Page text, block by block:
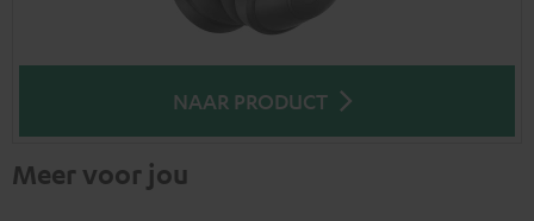
NAAR PRODUCT
Meer voor jou